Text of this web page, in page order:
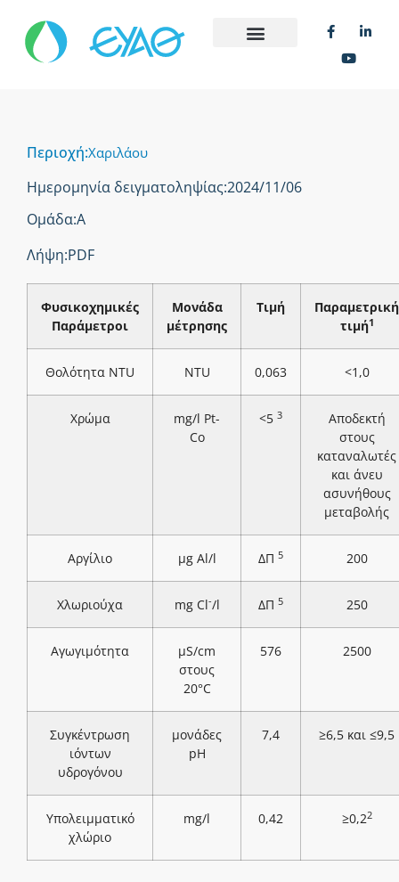
Περιοχή:Χαριλάου
Ημερομηνία δειγματοληψίας:2024/11/06
Ομάδα:Α
Λήψη:PDF
Φυσικοχημικές
Παράμετροι
Μονάδα
μέτρησης
Τιμή
Παραμετρική
τιμή1
Θολότητα NTU NTU 0,063 <1,0
Χρώμα
mg/l Pt-
Co
<5 3
Αποδεκτή
στους
καταναλωτές
και άνευ
ασυνήθους
μεταβολής
Αργίλιο μg Al/l ΔΠ 5 200
Χλωριούχα mg Cl-/l ΔΠ 5 250
Αγωγιμότητα
μS/cm
στους
20°C
576 2500
Συγκέντρωση
ιόντων
υδρογόνου
μονάδες
pH
7,4 ≥6,5 και ≤9,5
Υπολειμματικό
χλώριο
mg/l 0,42 ≥0,22